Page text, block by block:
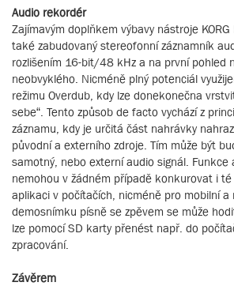
Audio rekordér
Zajímavým doplňkem výbavy nástroje KORG
také zabudovaný stereofonní záznamník
rozlišením 16-bit/48 kHz a na první pohled
neobvyklého. Nicméně plný potenciál
režimu Overdub, kdy lze donekonečna
sebe“. Tento způsob de facto vychází z
záznamu, kdy je určitá část nahrávky
původní a externího zdroje. Tím může být
samotný, nebo externí audio signál. Funkce
nemohou v žádném případě konkurovat i té
aplikaci v počítačích, nicméně pro mobilní a
demosnímku písně se zpěvem se může
lze pomocí SD karty přenést např. do
zpracování.
Závěrem